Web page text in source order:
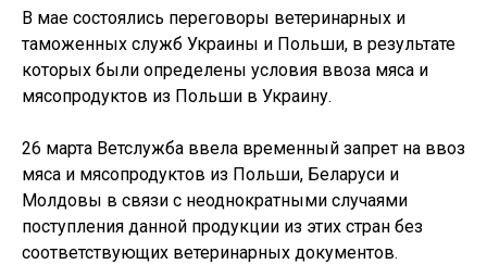
В мае состоялись переговоры ветеринарных и
таможенных служб Украины и Польши, в результате
которых были определены условия ввоза мяса и
мясопродуктов из Польши в Украину.
26 марта Ветслужба ввела временный запрет на ввоз
мяса и мясопродуктов из Польши, Беларуси и
Молдовы в связи с неоднократными случаями
поступления данной продукции из этих стран без
соответствующих ветеринарных документов.